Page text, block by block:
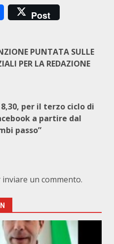
Post
PUNTATA SULLE
PER LA REDAZIONE
per il terzo ciclo di
a partire dal
passo”
inviare un commento.